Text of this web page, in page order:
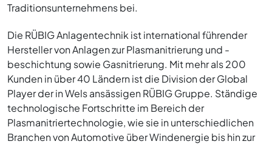
Traditionsunternehmens bei.
Die RÜBIG Anlagentechnik ist international führender
Hersteller von Anlagen zur Plasmanitrierung und -
beschichtung sowie Gasnitrierung. Mit mehr als 200
Kunden in über 40 Ländern ist die Division der Global
Player der in Wels ansässigen RÜBIG Gruppe. Ständige
technologische Fortschritte im Bereich der
Plasmanitriertechnologie, wie sie in unterschiedlichen
Branchen von Automotive über Windenergie bis hin zur